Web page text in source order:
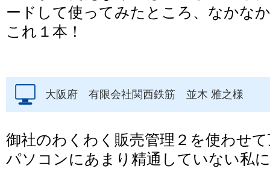
ードして使ってみたところ、なかな
これ１本！
大阪府 有限会社関西鉄筋 並木 雅之様
御社のわくわく販売管理２を使わせ
パソコンにあまり精通していない私